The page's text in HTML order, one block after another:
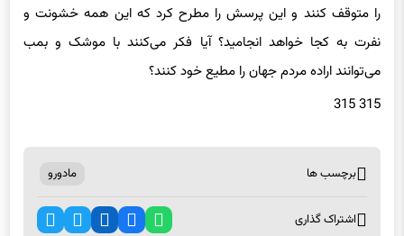
نفرت به کجا خواهد انجامید؟ آیا فکر می‌کنند با موشک و بمب
می‌توانند اراده مردم جهان را مطیع خود کنند؟
315 315